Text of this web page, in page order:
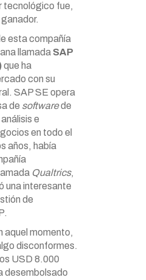
tecnológico fue,
esta compañía
llamada SAP
que ha
con su
SAP SE opera
de softwarede
e
en todo el
años, había
Qualtrics,
una interesante
de
aquel momento,
disconformes.
USD 8.000
desembolsado